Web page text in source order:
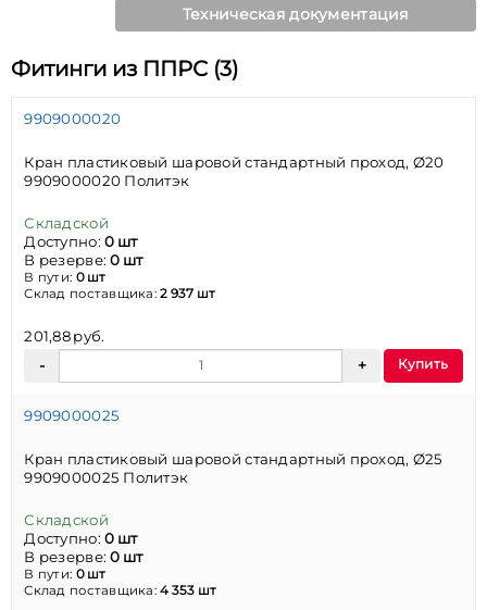
Техническая документация
Фитинги из ППРС (3)
9909000020
Кран пластиковый шаровой стандартный проход, Ø20
9909000020 Политэк
Складской
Доступно:0 шт
В резерве:0 шт
В пути: 0 шт
Склад поставщика:2 937 шт
201,88 руб.
Купить
9909000025
Кран пластиковый шаровой стандартный проход, Ø25
9909000025 Политэк
Складской
Доступно:0 шт
В резерве:0 шт
В пути: 0 шт
Склад поставщика:4 353 шт